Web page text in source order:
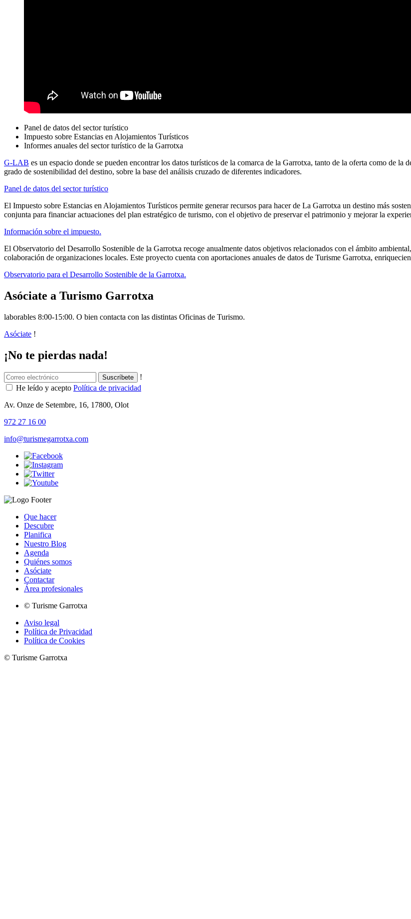
Panel de datos del sector turístico
Impuesto sobre Estancias en Alojamientos Turísticos
Informes anuales del sector turístico de la Garrotxa
G-LAB es un espacio donde se pueden encontrar los datos turísticos de la comarca de la Garrotxa, tanto de la oferta como de
grado de sostenibilidad del destino, sobre la base del análisis cruzado de diferentes indicadores.
Panel de datos del sector turístico
El Impuesto sobre Estancias en Alojamientos Turísticos permite generar recursos para hacer de La Garrotxa un destino más
conjunta para financiar actuaciones del plan estratégico de turismo, con el objetivo de preservar el patrimonio y mejorar la
Información sobre el impuesto.
El Observatorio del Desarrollo Sostenible de la Garrotxa recoge anualmente datos objetivos relacionados con el ámbito
colaboración de organizaciones locales. Este proyecto cuenta con aportaciones anuales de datos de Turisme Garrotxa,
Observatorio para el Desarrollo Sostenible de la Garrotxa.
Asóciate a Turismo Garrotxa
laborables 8:00-15:00. O bien contacta con las distintas Oficinas de Turismo.
Asóciate !
¡No te pierdas nada!
!
He leído y acepto Política de privacidad
Av. Onze de Setembre, 16, 17800, Olot
972 27 16 00
info@turismegarrotxa.com
Que hacer
Descubre
Planifica
Nuestro Blog
Agenda
Quiénes somos
Asóciate
Contactar
Área profesionales
© Turisme Garrotxa
Aviso legal
Política de Privacidad
Política de Cookies
© Turisme Garrotxa